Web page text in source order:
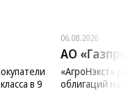
АО «Газпромбанк»
«АгроНэкст» разместил
облигаций на 700 млн юаней